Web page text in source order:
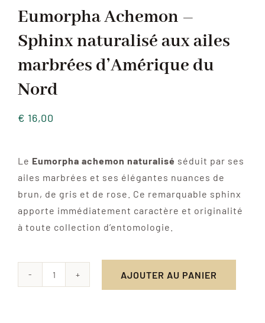
Eumorpha Achemon –
Sphinx naturalisé aux ailes
marbrées d’Amérique du
Nord
€ 16,00
Le Eumorpha achemon naturalisé séduit par ses
ailes marbrées et ses élégantes nuances de
brun, de gris et de rose. Ce remarquable sphinx
apporte immédiatement caractère et originalité
à toute collection d’entomologie.
quantité
AJOUTER AU PANIER